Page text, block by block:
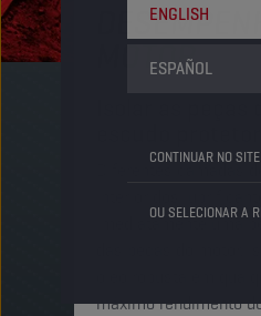
ENGLISH
ESPAÑOL
CONTINUAR NO
OU SELECIONAR A
MOTOR
imediatamente uma
máximo rendimento